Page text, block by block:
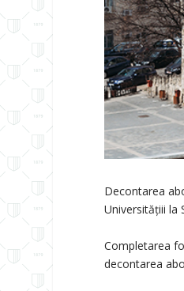
Decontarea
Universităţiii la
Completarea
decontarea